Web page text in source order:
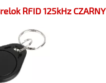
RFID 125kHz CZARNY